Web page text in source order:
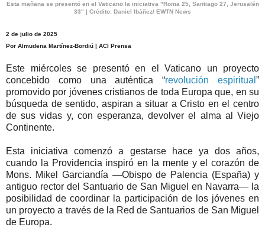
Esta mañana se presentó en el Vaticano la iniciativa "Roma 25, Santiago 27, Jerusalén
33" | Crédito: Daniel Ibáñez/ EWTN News
2 de julio de 2025
Por Almudena Martínez-Bordiú | ACI Prensa
Este miércoles se presentó en el Vaticano un proyecto
concebido como una auténtica “revolución espiritual”
promovido por jóvenes cristianos de toda Europa que, en su
búsqueda de sentido, aspiran a situar a Cristo en el centro
de sus vidas y, con esperanza, devolver el alma al Viejo
Continente.
Esta iniciativa comenzó a gestarse hace ya dos años,
cuando la Providencia inspiró en la mente y el corazón de
Mons. Mikel Garciandía —Obispo de Palencia (España) y
antiguo rector del Santuario de San Miguel en Navarra— la
posibilidad de coordinar la participación de los jóvenes en
un proyecto a través de la Red de Santuarios de San Miguel
de Europa.